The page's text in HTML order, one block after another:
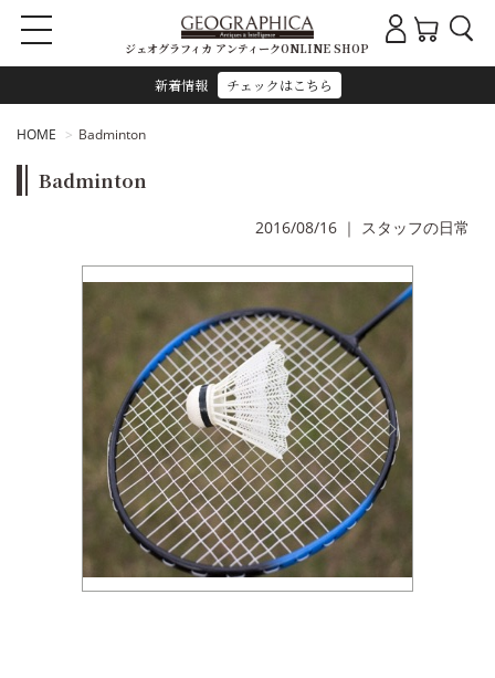
新着情報 チェックはこちら
ジェオグラフィカ アンティークONLINE SHOP
HOME Badminton
Badminton
2016/08/16 ｜ スタッフの日常